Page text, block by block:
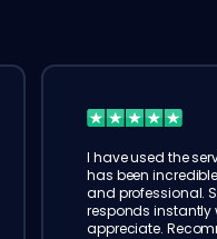
I have used the
has been
and professional.
responds instantly
appreciate.